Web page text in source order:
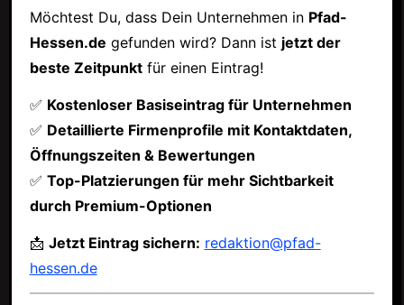
Möchtest Du, dass Dein Unternehmen in Pfad-
Hessen.de gefunden wird? Dann ist jetzt der
beste Zeitpunktfür einen Eintrag!
✅ Kostenloser Basiseintrag für Unternehmen
✅ Detaillierte Firmenprofile mit Kontaktdaten,
Öffnungszeiten & Bewertungen
✅ Top-Platzierungen für mehr Sichtbarkeit
durch Premium-Optionen
📩 Jetzt Eintrag sichern: redaktion@pfad-
hessen.de